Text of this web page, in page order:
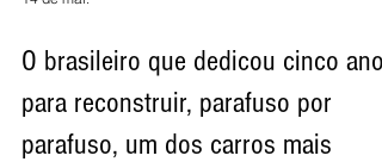
14 de mai.
O brasileiro que dedicou cinco anos
para reconstruir, parafuso por